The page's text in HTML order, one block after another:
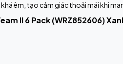
êm, tạo cảm giác thoải mái khi
II 6 Pack (WRZ852606)